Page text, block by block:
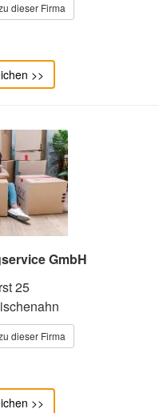
dieser Firma
>>
GmbH
25
dieser Firma
>>